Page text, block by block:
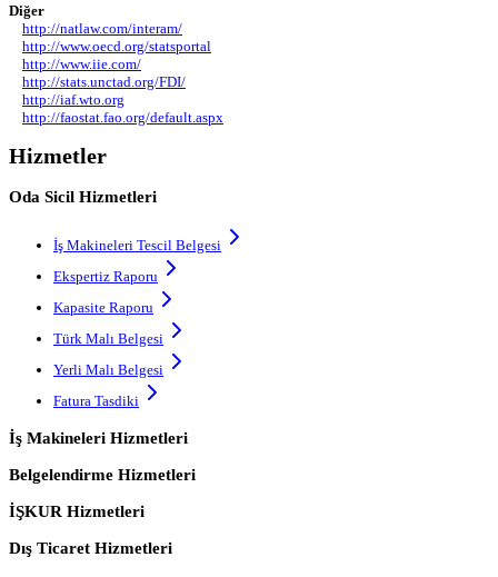
Diğer
http://natlaw.com/interam/
http://www.oecd.org/statsportal
http://www.iie.com/
http://stats.unctad.org/FDI/
http://iaf.wto.org
http://faostat.fao.org/default.aspx
Hizmetler
Oda Sicil Hizmetleri
İş Makineleri Tescil Belgesi
Ekspertiz Raporu
Kapasite Raporu
Türk Malı Belgesi
Yerli Malı Belgesi
Fatura Tasdiki
İş Makineleri Hizmetleri
Belgelendirme Hizmetleri
İŞKUR Hizmetleri
Dış Ticaret Hizmetleri